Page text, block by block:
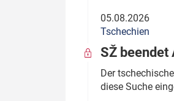
05.08.2026
Tschechien
SŽ beendet
Der
diese Suche